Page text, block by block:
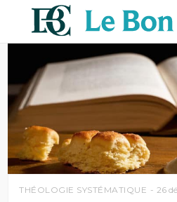
THÉOLOGIE SYSTÉMATIQUE 26